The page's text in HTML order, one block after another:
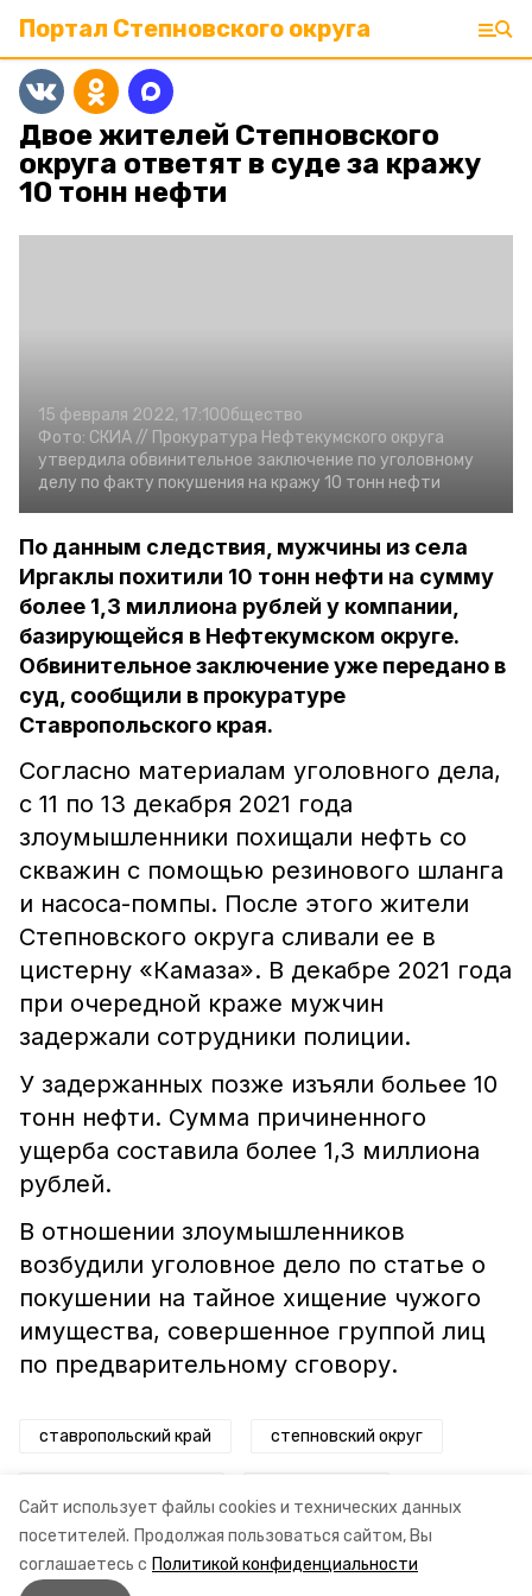
Сайт использует файлы cookies и технических данных
посетителей. Продолжая пользоваться сайтом, Вы
соглашаетесь с Политикой конфиденциальности
Портал Степновского округа
Двое жителей Степновского
округа ответят в суде за кражу
10 тонн нефти
15 февраля 2022, 17:10Общество
Фото: СКИА // Прокуратура Нефтекумского округа
утвердила обвинительное заключение по уголовному
делу по факту покушения на кражу 10 тонн нефти
По данным следствия, мужчины из села
Иргаклы похитили 10 тонн нефти на сумму
более 1,3 миллиона рублей у компании,
базирующейся в Нефтекумском округе.
Обвинительное заключение уже передано в
суд, сообщили в прокуратуре
Ставропольского края.
Согласно материалам уголовного дела,
с 11 по 13 декабря 2021 года
злоумышленники похищали нефть со
скважин с помощью резинового шланга
и насоса-помпы. После этого жители
Степновского округа сливали ее в
цистерну «Камаза». В декабре 2021 года
при очередной краже мужчин
задержали сотрудники полиции.
У задержанных позже изъяли больее 10
тонн нефти. Сумма причиненного
ущерба составила более 1,3 миллиона
рублей.
В отношении злоумышленников
возбудили уголовное дело по статье о
покушении на тайное хищение чужого
имущества, совершенное группой лиц
по предварительному сговору.
ставропольский край степновский округ
уголовное дело суд прокуратура